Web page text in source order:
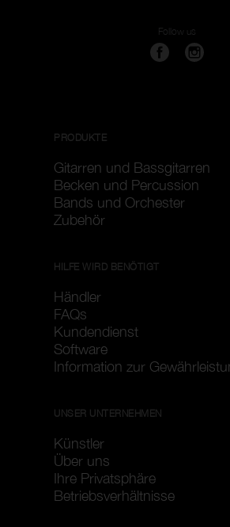
Follow us
PRODUKTE
Gitarren und Bassgitarren
Becken und Percussion
Bands und Orchester
Zubehör
HILFE WIRD BENÖTIGT
Händler
FAQs
Kundendienst
Software
Information zur
UNSER UNTERNEHMEN
Künstler
Über uns
Ihre Privatsphäre
Betriebsverhältnisse